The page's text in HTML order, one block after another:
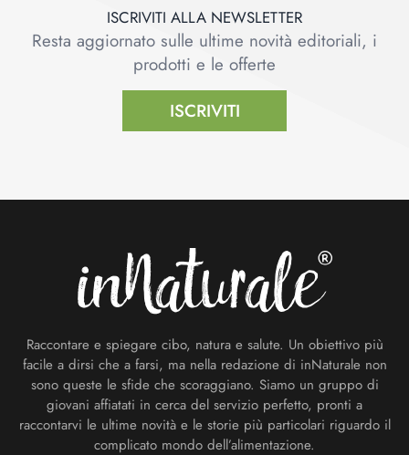
ISCRIVITI ALLA NEWSLETTER
Resta aggiornato sulle ultime novità editoriali, i
prodotti e le offerte
ISCRIVITI
Raccontare e spiegare cibo, natura e salute. Un obiettivo più
facile a dirsi che a farsi, ma nella redazione di inNaturale non
sono queste le sfide che scoraggiano. Siamo un gruppo di
giovani affiatati in cerca del servizio perfetto, pronti a
raccontarvi le ultime novità e le storie più particolari riguardo il
complicato mondo dell’alimentazione.